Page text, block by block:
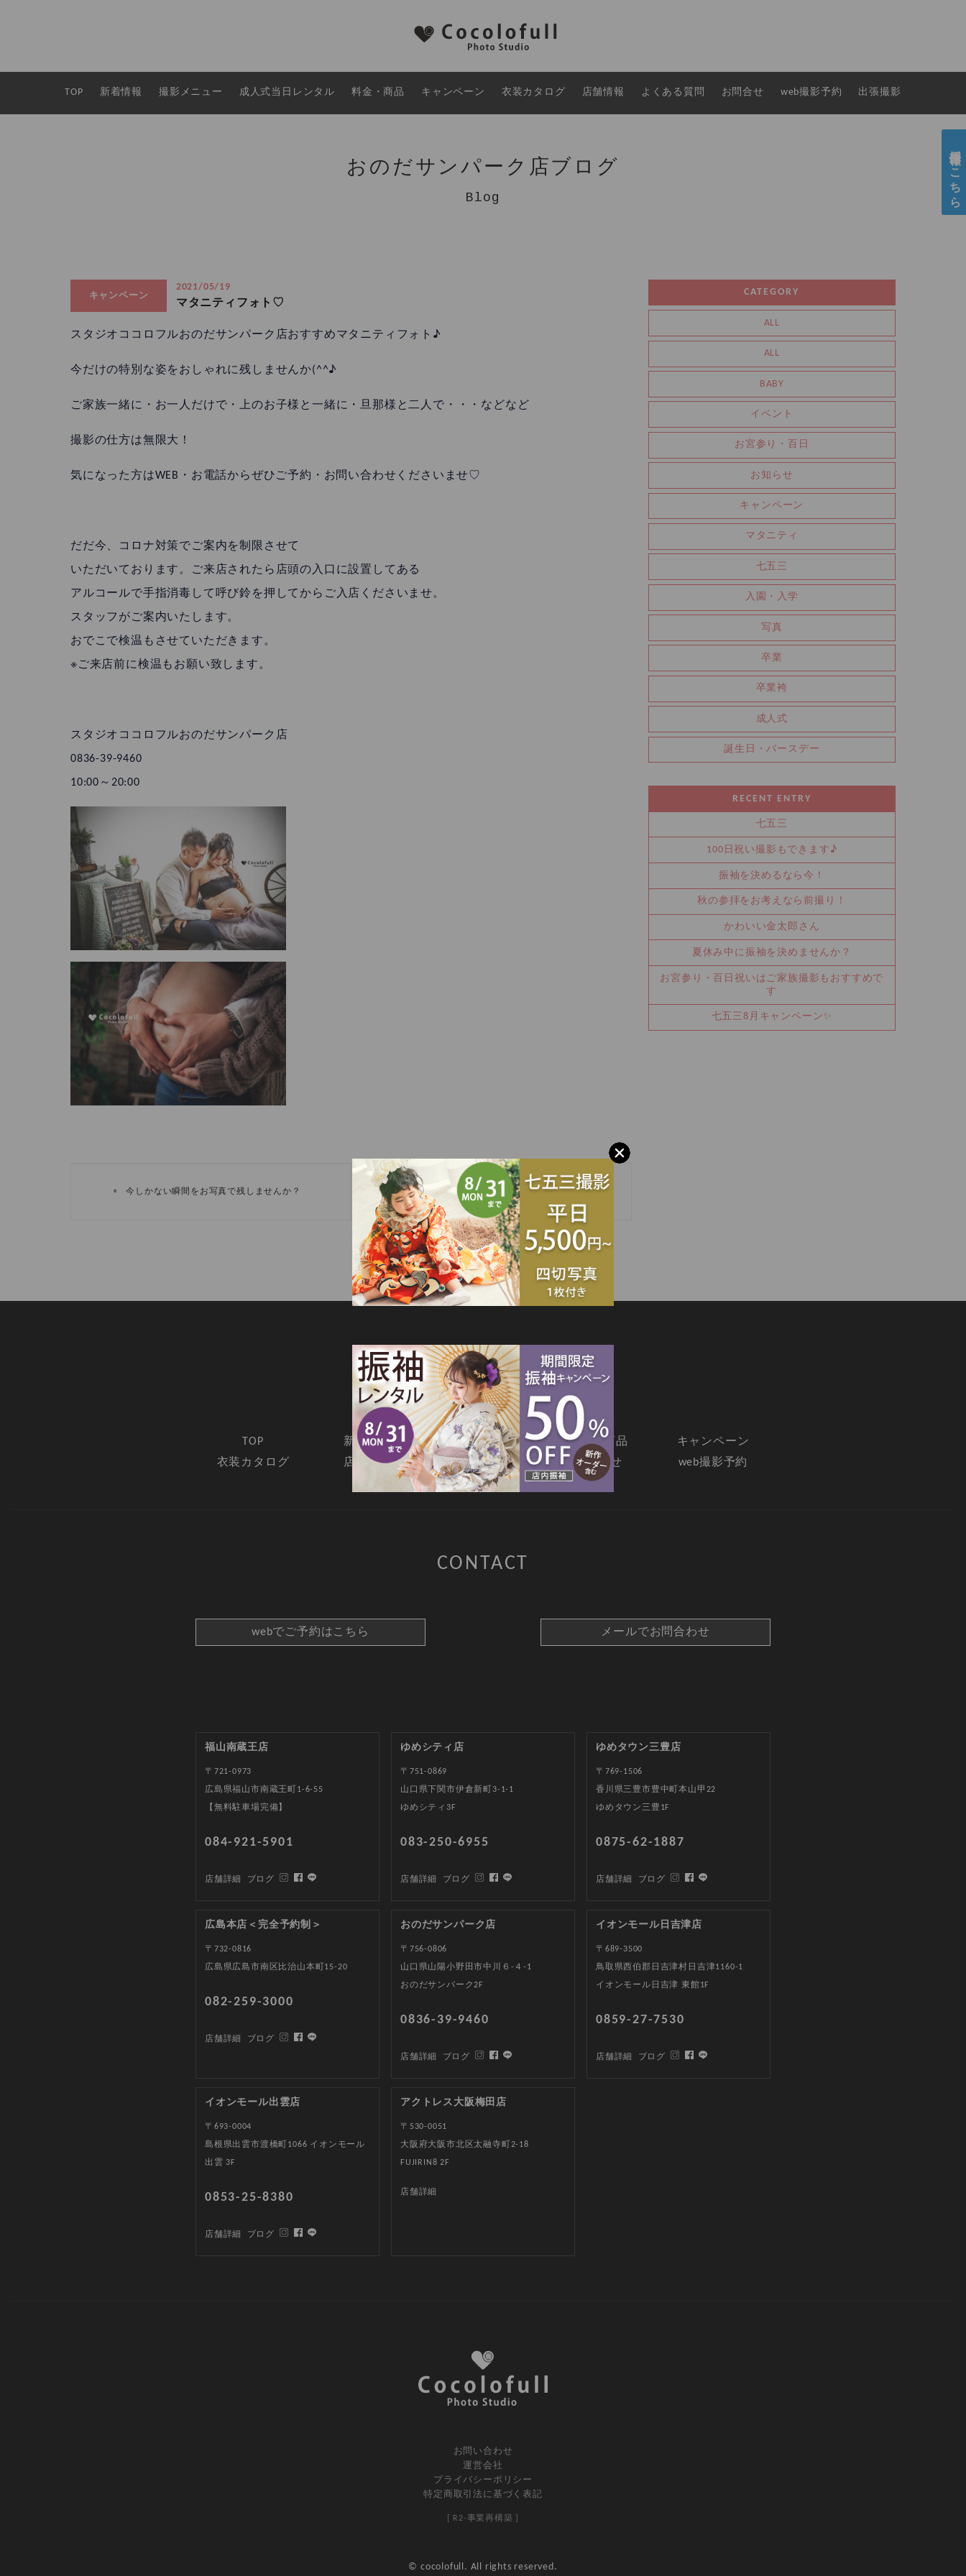
TOP 新着情報 撮影メニュー 成人式当日レンタル 料金・商品 キャンペーン 衣装カタログ 店舗情報 よくある質問 お問合せ web撮影予約 出張撮影
おのだサンパーク店ブログ
Blog
キャンペーン
2021/05/19
マタニティフォト♡
スタジオココロフルおのだサンパーク店おすすめマタニティフォト♪
今だけの特別な姿をおしゃれに残しませんか(^^♪
ご家族一緒に・お一人だけで・上のお子様と一緒に・旦那様と二人で・・・などなど
撮影の仕方は無限大！
気になった方はWEB・お電話からぜひご予約・お問い合わせくださいませ♡
だだ今、コロナ対策でご案内を制限させて
いただいております。ご来店されたら店頭の入口に設置してある
アルコールで手指消毒して呼び鈴を押してからご入店くださいませ。
スタッフがご案内いたします。
おでこで検温もさせていただきます。
※ご来店前に検温もお願い致します。
スタジオココロフルおのだサンパーク店
0836-39-9460
10:00～20:00
« 今しかない瞬間をお写真で残しませんか？ 5/22.23ご予約枠空きが出てます »
CATEGORY
ALL
ALL
BABY
イベント
お宮参り・百日
お知らせ
キャンペーン
マタニティ
七五三
入園・入学
写真
卒業
卒業袴
成人式
誕生日・バースデー
RECENT ENTRY
七五三
100日祝い撮影もできます♪
振袖を決めるなら今！
秋の参拝をお考えなら前撮り！
かわいい金太郎さん
夏休み中に振袖を決めませんか？
お宮参り・百日祝いはご家族撮影もおすすめで
す
七五三8月キャンペーン✨
SITEMAP
TOP 新着情報 撮影メニュー 料金・商品
キャンペーン
衣装カタログ
店舗情報 よくあるご質問 お問合せ web撮影予約
CONTACT
webでご予約はこちら メールでお問合わせ
福山南蔵王店
〒721-0973
広島県福山市南蔵王町1-6-55
【無料駐車場完備】
084-921-5901
店舗詳細 ブログ
ゆめシティ店
〒751-0869
山口県下関市伊倉新町3-1-1
ゆめシティ3F
083-250-6955
店舗詳細 ブログ
ゆめタウン三豊店
〒769-1506
香川県三豊市豊中町本山甲22
ゆめタウン三豊1F
0875-62-1887
店舗詳細 ブログ
広島本店＜完全予約制＞
〒732-0816
広島県広島市南区比治山本町15-20
082-259-3000
店舗詳細 ブログ
おのだサンパーク店
〒756-0806
山口県山陽小野田市中川６-４-1
おのだサンパーク2F
0836-39-9460
店舗詳細 ブログ
イオンモール日吉津店
〒689-3500
鳥取県西伯郡日吉津村日吉津1160-1
イオンモール日吉津 東館1F
0859-27-7530
店舗詳細 ブログ
イオンモール出雲店
〒693-0004
島根県出雲市渡橋町1066 イオンモール
出雲 3F
0853-25-8380
店舗詳細 ブログ
アクトレス大阪梅田店
〒530-0051
大阪府大阪市北区太融寺町2-18
FUJIRIN8 2F
店舗詳細
お問い合わせ
運営会社
プライバシーポリシー
特定商取引法に基づく表記
[ R2-事業再構築 ]
© cocolofull. All rights reserved.
採用情報はこちら